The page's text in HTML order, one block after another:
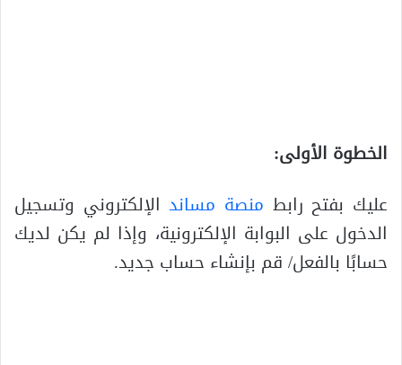
الخطوة الأولى:
عليك بفتح رابط منصة مساندالإلكتروني وتسجيل
الدخول على البوابة الإلكترونية، وإذا لم يكن لديك
حسابًا بالفعل/ قم بإنشاء حساب جديد.